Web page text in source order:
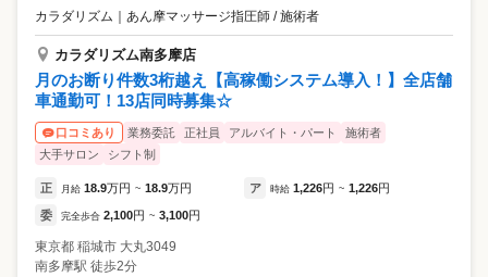
カラダリズム あん摩マッサージ指圧師 / 施術者
カラダリズム南多摩店
月のお断り件数3桁越え【高稼働システム導入！】全店舗
車通勤可！13店同時募集☆
口コミあり 業務委託 正社員 アルバイト・パート
施術者
大手サロン
シフト制
正 月給 18.9万円 ~ 18.9万円 ア 時給 1,226円 ~ 1,226円
委 完全歩合 2,100円 ~ 3,100円
東京都 稲城市 大丸3049
南多摩駅 徒歩2分